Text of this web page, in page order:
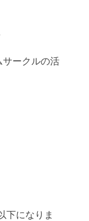
ークルの活
下になりま